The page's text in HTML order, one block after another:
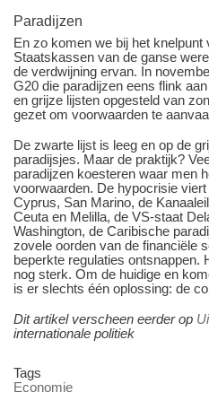
Paradijzen
En zo komen we bij het knelpunt
Staatskassen van de ganse
de verdwijning ervan. In
G20 die paradijzen eens flink
en grijze lijsten opgesteld van
gezet om voorwaarden te
De zwarte lijst is leeg en op de
paradijsjes. Maar de praktijk?
paradijzen koesteren waar men
voorwaarden. De hypocrisie
Cyprus, San Marino, de
Ceuta en Melilla, de VS-staat
Washington, de Caribische
zovele oorden van de financiële
beperkte regulaties ontsnappen.
nog sterk. Om de huidige en
is er slechts één oplossing: de
Dit artikel verscheen eerder op
internationale politiek
Tags
Economie